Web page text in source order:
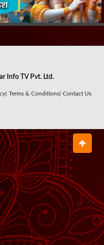
Info TV Pvt. Ltd.
Terms & Conditions| Contact Us